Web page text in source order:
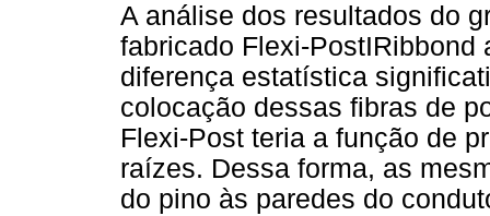
A análise dos resultados do
fabricado Flexi-PostIRibbond
diferença estatística
colocação dessas fibras de
Flexi-Post teria a função de
raízes. Dessa forma, as
do pino às paredes do